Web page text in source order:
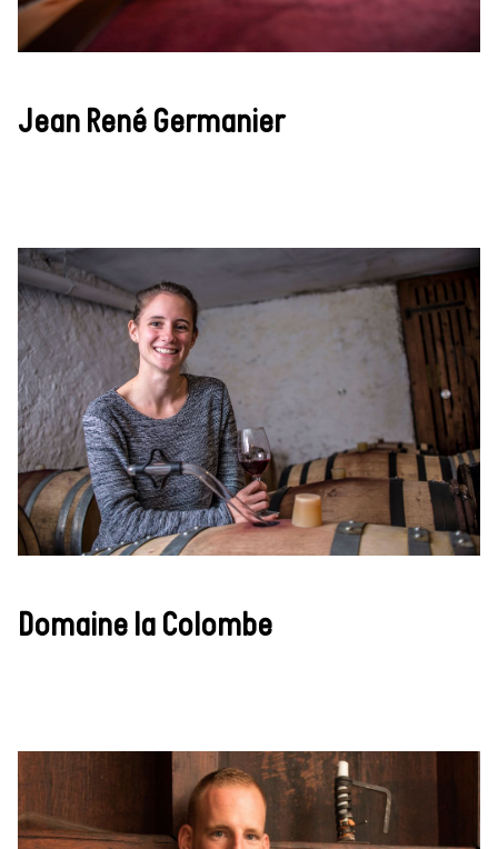
Jean René Germanier
Domaine la Colombe